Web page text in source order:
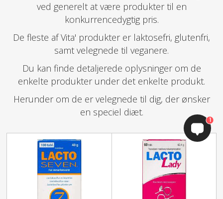
ved generelt at være produkter til en
konkurrencedygtig pris.
De fleste af Vita' produkter er laktosefri, glutenfri,
samt velegnede til veganere.
Du kan finde detaljerede oplysninger om de
enkelte produkter under det enkelte produkt.
Herunder om de er velegnede til dig, der ønsker
en speciel diæt.
1